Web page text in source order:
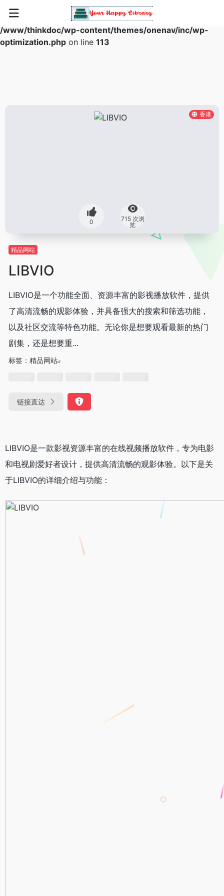
Warning
: Array to string conversion in
/www/thinkdoc/wp-content/themes/onenav/inc/wp-
optimization.php on line 113
香港
0
715 次浏
览
精品网站
LIBVIO
LIBVIO是一个功能全面、资源丰富的影视播放软件，提供
了高清流畅的观影体验，并具备强大的搜索和筛选功能，
以及社区交流等特色功能。无论你是想要观看最新的热门
剧集，还是想要重...
标签： 精品网站
链接直达
LIBVIO是一款影视资源丰富的在线视频播放软件，专为电影
和电视剧爱好者设计，提供高清流畅的观影体验。以下是关
于LIBVIO的详细介绍与功能：